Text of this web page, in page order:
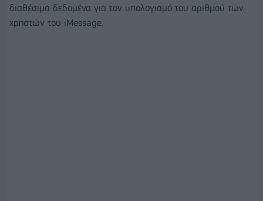
διαθέσιμα δεδομένα για τον υπολογισμό του αριθμού των
χρηστών του iMessage.